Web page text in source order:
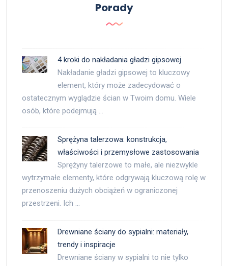
Porady
4 kroki do nakładania gładzi gipsowej
Nakładanie gładzi gipsowej to kluczowy
element, który może zadecydować o
ostatecznym wyglądzie ścian w Twoim domu. Wiele
osób, które podejmują …
Sprężyna talerzowa: konstrukcja,
właściwości i przemysłowe zastosowania
Sprężyny talerzowe to małe, ale niezwykle
wytrzymałe elementy, które odgrywają kluczową rolę w
przenoszeniu dużych obciążeń w ograniczonej
przestrzeni. Ich …
Drewniane ściany do sypialni: materiały,
trendy i inspiracje
Drewniane ściany w sypialni to nie tylko